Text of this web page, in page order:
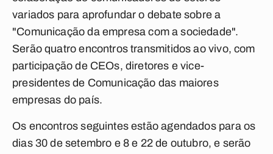
variados para aprofundar o debate sobre a
"Comunicação da empresa com a sociedade".
Serão quatro encontros transmitidos ao vivo, com
participação de CEOs, diretores e vice-
presidentes de Comunicação das maiores
empresas do país.
Os encontros seguintes estão agendados para os
dias 30 de setembro e 8 e 22 de outubro, e serão